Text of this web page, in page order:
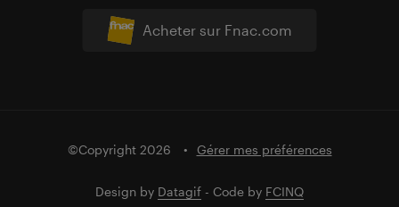
Acheter sur Fnac.com
©Copyright 2026 Gérer mes préférences
Design by Datagif - Code by FCINQ